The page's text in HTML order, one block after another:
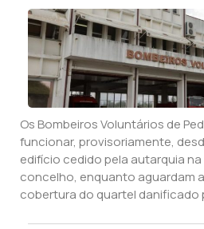
Os Bombeiros Voluntários de
funcionar, provisoriamente,
edifício cedido pela autarquia
concelho, enquanto aguardam
cobertura do quartel danificado